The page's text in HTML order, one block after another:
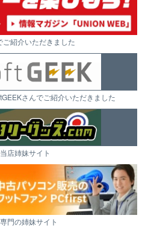
ご紹介いただきました
さんでご紹介いただきました
店姉妹サイト
門の姉妹サイト